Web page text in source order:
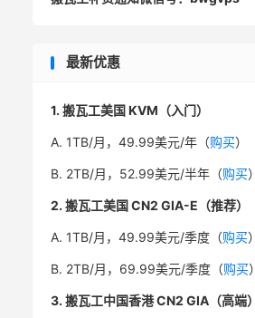
最新优惠
1. 搬瓦工美国 KVM（入门）
A. 1TB/月，49.99美元/年（购买）
B. 2TB/月，52.99美元/半年（购买）
2. 搬瓦工美国 CN2 GIA-E（推荐）
A. 1TB/月，49.99美元/季度（购买）
B. 2TB/月，69.99美元/季度（购买）
3. 搬瓦工中国香港 CN2 GIA（高端）